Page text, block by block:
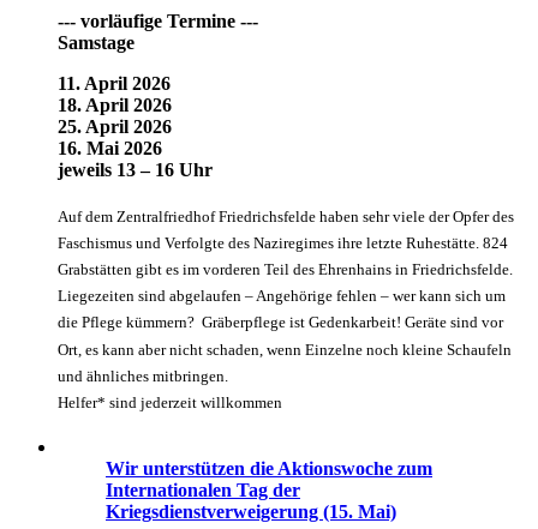
--- vorläufige Termine ---
Samstage
11. April 2026
18. April 2026
25. April 2026
16. Mai 2026
jeweils 13 – 16 Uhr
Auf dem Zentralfriedhof Friedrichsfelde haben sehr viele der Opfer des
Faschismus und Verfolgte des Naziregimes ihre letzte Ruhestätte. 824
Grabstätten gibt es im vorderen Teil des Ehrenhains in Friedrichsfelde.
Liegezeiten sind abgelaufen – Angehörige fehlen – wer kann sich um
die Pflege kümmern? Gräberpflege ist Gedenkarbeit! Geräte sind vor
Ort, es kann aber nicht schaden, wenn Einzelne noch kleine Schaufeln
und ähnliches mitbringen.
Helfer* sind jederzeit willkommen
Wir unterstützen die Aktionswoche zum
Internationalen Tag der
Kriegsdienstverweigerung (15. Mai)